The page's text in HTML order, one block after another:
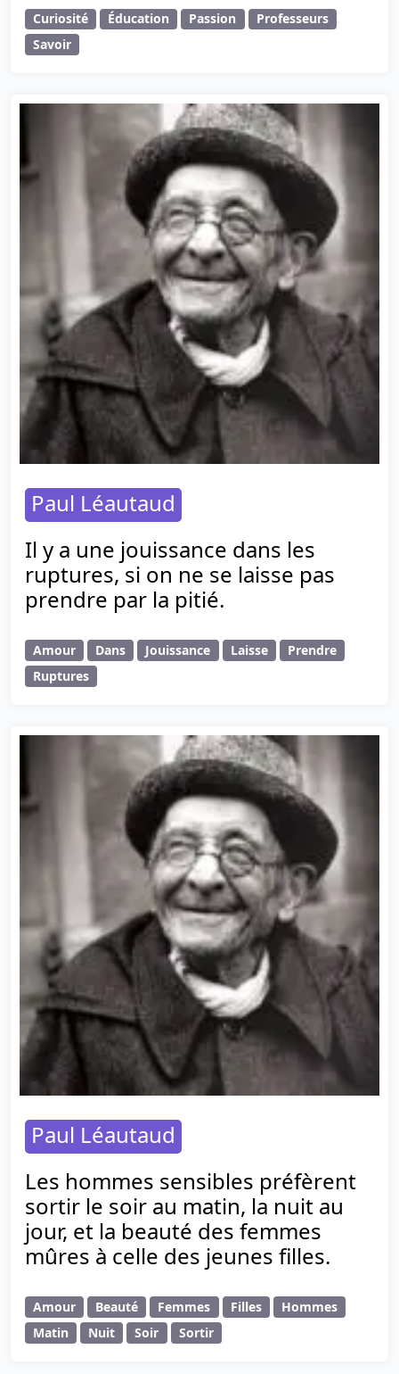
Curiosité Éducation Passion
Professeurs
Savoir
Paul Léautaud
Il y a une jouissance dans les
ruptures, si on ne se laisse pas
prendre par la pitié.
Amour Dans Jouissance Laisse
Prendre
Ruptures
Paul Léautaud
Les hommes sensibles préfèrent
sortir le soir au matin, la nuit au
jour, et la beauté des femmes
mûres à celle des jeunes filles.
Amour Beauté Femmes Filles
Hommes
Matin
Nuit Soir Sortir